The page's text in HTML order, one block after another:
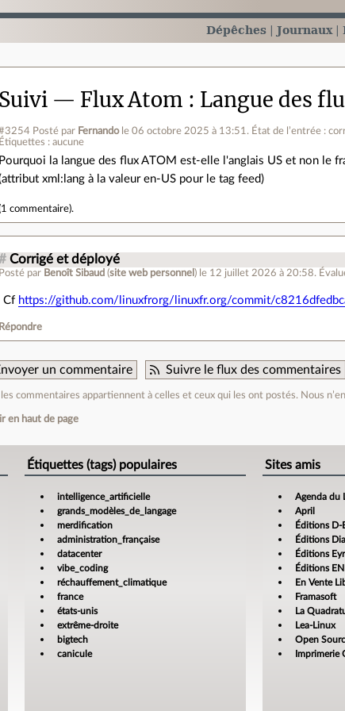
Dépêches Journaux
Suivi — Flux Atom Langue des
Posté par Fernando le 06 octobre 2025 à 13:51 . État de l’entrée :
Étiquettes : aucune
Pourquoi la langue des flux ATOM est-elle l'anglais US et non le
xml:lang à la valeur en-US pour le tag feed)
1 commentaire).
Corrigé et déployé
Posté par Benoît Sibaud (site web personnel ) le 12 juillet 2026 à 20:58.
Cf https://github.com/linuxfrorg/linuxfr.org/commit/
Répondre
un commentaire Suivre le flux des commentaires
les commentaires appartiennent à celles et ceux qui les ont postés. Nous
en haut de page
Étiquettes (tags) populaires
intelligence_artificielle
grands_modèles_de_langage
merdification
administration_française
datacenter
vibe_coding
réchauffement_climatique
france
états-unis
extrême-droite
bigtech
canicule
Sites amis
Agenda du
April
Éditions D-
Éditions
Éditions
Éditions ENI
En Vente
Framasoft
La
Lea-Linux
Open
Imprimerie